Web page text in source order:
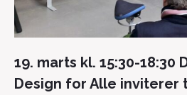
19. marts kl. 15:30-18:30
Design for Alle inviterer